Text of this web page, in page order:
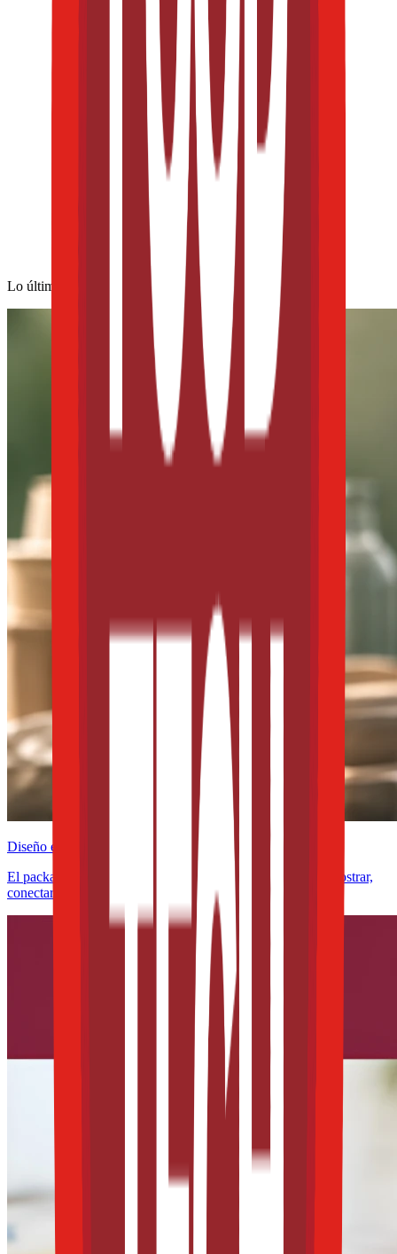
Lo último
Diseño e innovación
El packaging ya no solo protege alimentos: ahora debe demostrar,
conectar y convencer